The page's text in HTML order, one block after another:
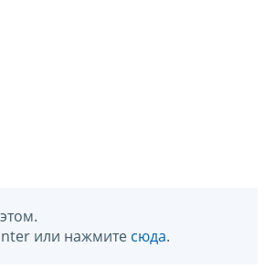
или нажмите сюда.